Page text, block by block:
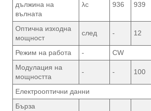
дължина на
вълната
λc 936 939
Оптична изходна
мощност
след - 12
Режим на работа - CW
Модулация на
мощността
- - 100
Електрооптични данни
Бърза